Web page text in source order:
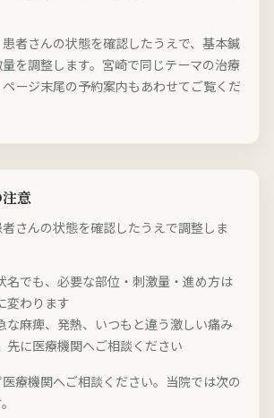
者さんの状態を確認したうえで、基本鍼
を調整します。宮崎で同じテーマの治療
ージ末尾の予約案内もあわせてご覧くだ
意
さんの状態を確認したうえで調整しま
名でも、必要な部位・刺激量・進め方は
変わります
な麻痺、発熱、いつもと違う激しい痛み
先に医療機関へご相談ください
療機関へご相談ください。当院では次の